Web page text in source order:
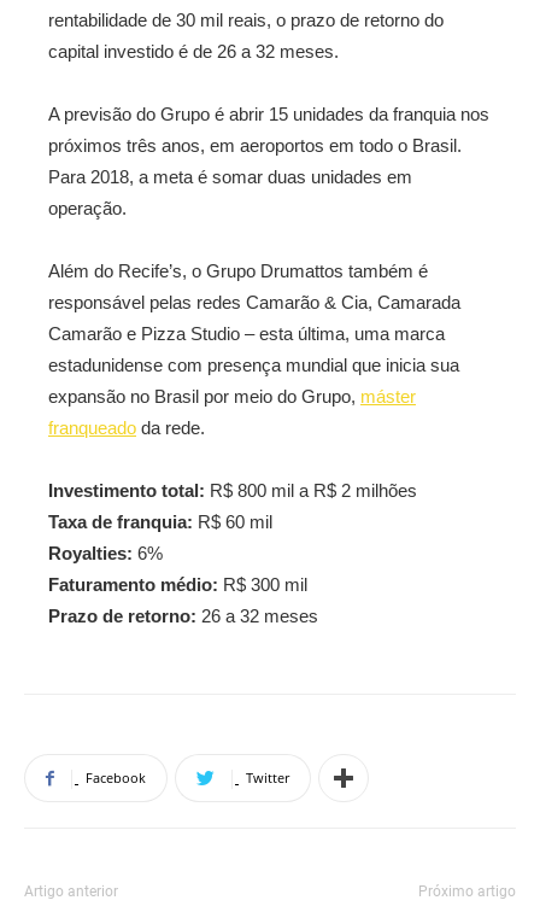
rentabilidade de 30 mil reais, o prazo de retorno do
capital investido é de 26 a 32 meses.
A previsão do Grupo é abrir 15 unidades da franquia nos
próximos três anos, em aeroportos em todo o Brasil.
Para 2018, a meta é somar duas unidades em
operação.
Além do Recife’s, o Grupo Drumattos também é
responsável pelas redes Camarão & Cia, Camarada
Camarão e Pizza Studio – esta última, uma marca
estadunidense com presença mundial que inicia sua
expansão no Brasil por meio do Grupo, máster
franqueado da rede.
Investimento total: R$ 800 mil a R$ 2 milhões
Taxa de franquia: R$ 60 mil
Royalties: 6%
Faturamento médio: R$ 300 mil
Prazo de retorno: 26 a 32 meses
Facebook Twitter
Artigo anterior Próximo artigo